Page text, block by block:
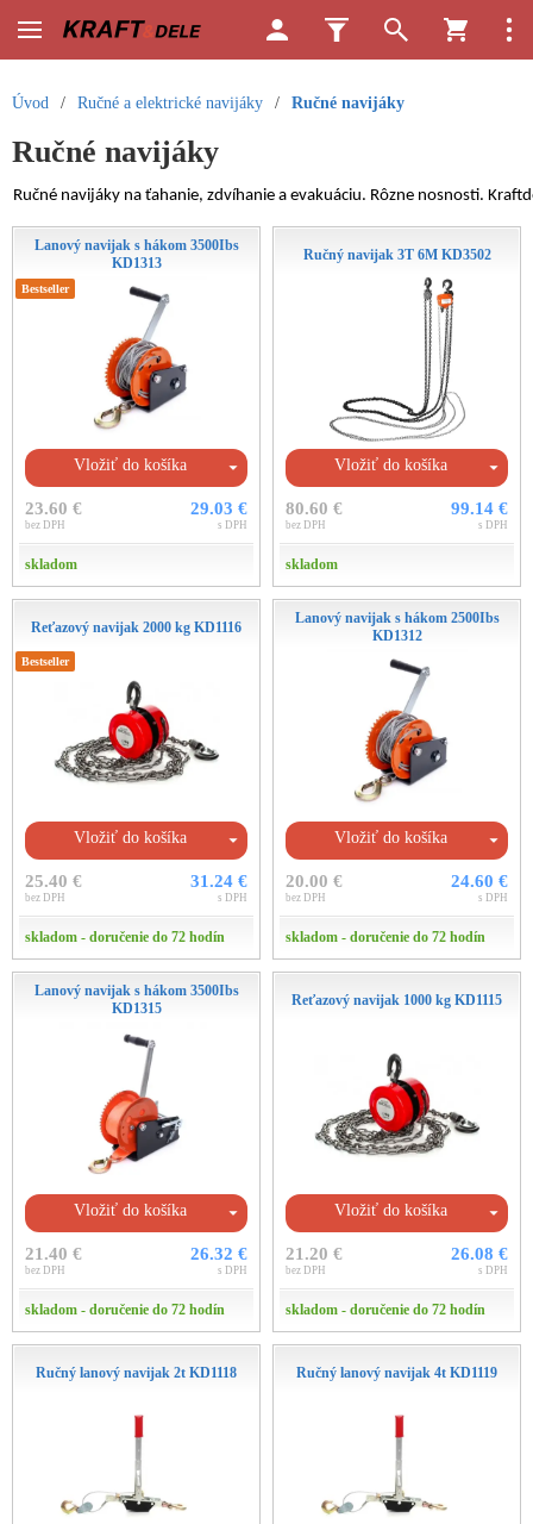
Úvod / Ručné a elektrické navijáky / Ručné navijáky
Ručné navijáky
Ručné navijáky na ťahanie, zdvíhanie a evakuáciu. Rôzne nosnosti.
Lanový navijak s hákom 3500Ibs
KD1313
Bestseller
Vložiť do košíka
23.60 €
bez DPH
29.03 €
s DPH
skladom
Ručný navijak 3T 6M KD3502
Vložiť do košíka
80.60 €
bez DPH
99.14 €
s DPH
skladom
Reťazový navijak 2000 kg KD1116
Bestseller
Vložiť do košíka
25.40 €
bez DPH
31.24 €
s DPH
skladom - doručenie do 72 hodín
Lanový navijak s hákom 2500Ibs
KD1312
Vložiť do košíka
20.00 €
bez DPH
24.60 €
s DPH
skladom - doručenie do 72 hodín
Lanový navijak s hákom 3500Ibs
KD1315
Vložiť do košíka
21.40 €
bez DPH
26.32 €
s DPH
skladom - doručenie do 72 hodín
Reťazový navijak 1000 kg KD1115
Vložiť do košíka
21.20 €
bez DPH
26.08 €
s DPH
skladom - doručenie do 72 hodín
Ručný lanový navijak 2t KD1118 Ručný lanový navijak 4t KD1119